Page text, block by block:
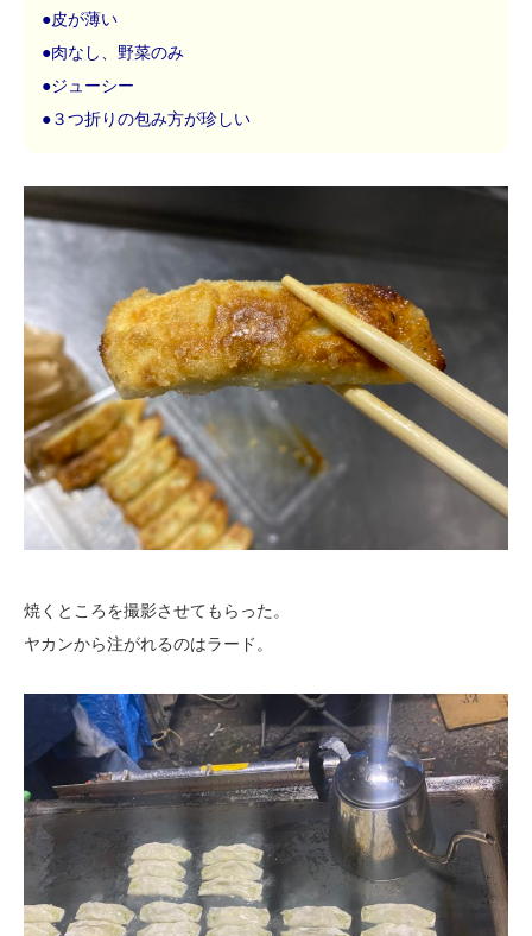
●皮が薄い
●肉なし、野菜のみ
●ジューシー
●３つ折りの包み方が珍しい
焼くところを撮影させてもらった。
ヤカンから注がれるのはラード。